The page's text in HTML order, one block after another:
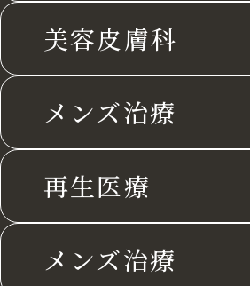
美容皮膚科
メンズ治療
再生医療
メンズ治療